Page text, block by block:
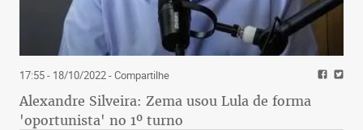
17:55 - 18/10/2022- Compartilhe
Alexandre Silveira: Zema usou Lula de forma
'oportunista' no 1º turno